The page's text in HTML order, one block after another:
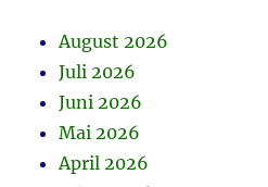
August 2026
Juli 2026
Juni 2026
Mai 2026
April 2026